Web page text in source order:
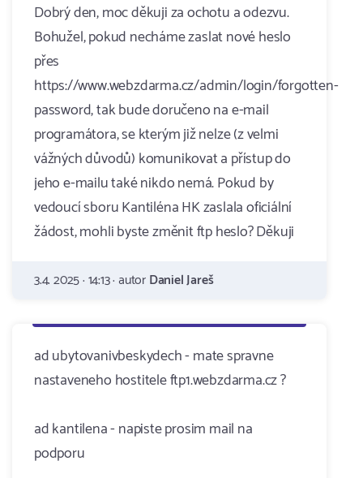
Dobrý den, moc děkuji za ochotu a odezvu.
Bohužel, pokud necháme zaslat nové heslo
přes
https://www.webzdarma.cz/admin/login/forgotten-
password, tak bude doručeno na e-mail
programátora, se kterým již nelze (z velmi
vážných důvodů) komunikovat a přístup do
jeho e-mailu také nikdo nemá. Pokud by
vedoucí sboru Kantiléna HK zaslala oficiální
žádost, mohli byste změnit ftp heslo? Děkuji
3.4. 2025 · 14:13 · autorDaniel Jareš
ad ubytovanivbeskydech - mate spravne
nastaveneho hostitele ftp1.webzdarma.cz ?
ad kantilena - napiste prosim mail na
podporu